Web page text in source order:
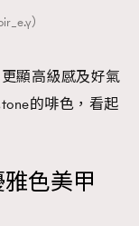
）
顯高級感及好氣
的啡色，看起
色美甲